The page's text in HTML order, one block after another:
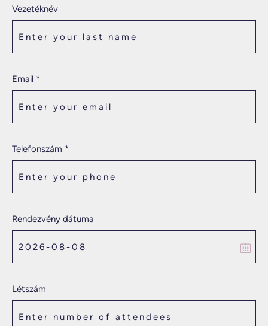
Vezetéknév
Email *
Telefonszám *
Rendezvény dátuma
Létszám